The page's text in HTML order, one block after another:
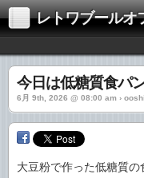
レトワブールオ
今日は低糖質食パ
6月 9th, 2026 @ 08:00 am ›
大豆粉で作った低糖質の